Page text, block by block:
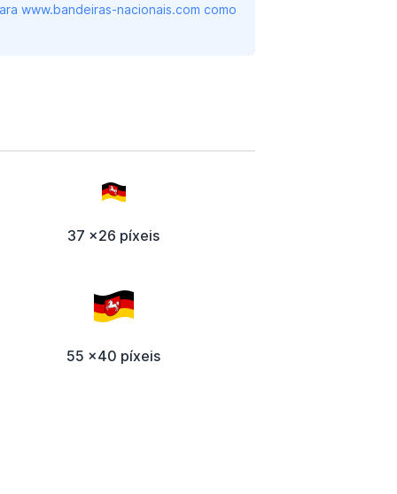
www.bandeiras-nacionais.com como
37 x26 píxeis
55 x40 píxeis